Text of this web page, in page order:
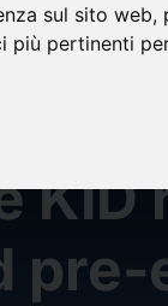
sul sito web,
più pertinenti
KID